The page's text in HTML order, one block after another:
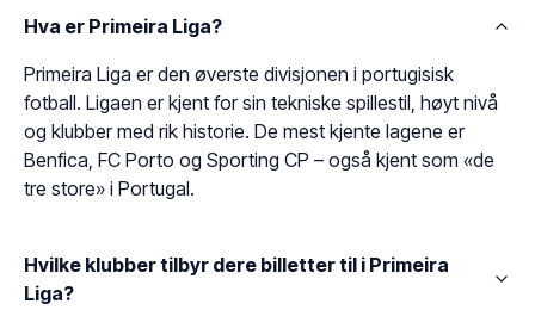
Hva er Primeira Liga?
Primeira Liga er den øverste divisjonen i portugisisk
fotball. Ligaen er kjent for sin tekniske spillestil, høyt nivå
og klubber med rik historie. De mest kjente lagene er
Benfica, FC Porto og Sporting CP – også kjent som «de
tre store» i Portugal.
Hvilke klubber tilbyr dere billetter til i Primeira
Liga?